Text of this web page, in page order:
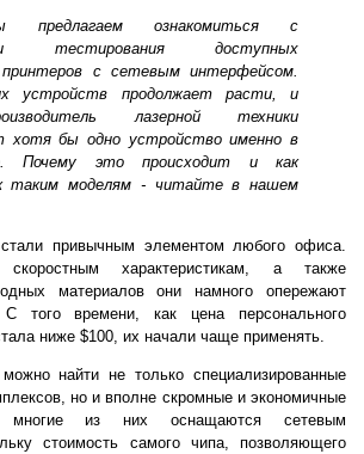
предлагаем ознакомиться с
тестирования доступных
с сетевым интерфейсом.
устройств продолжает расти, и
лазерной техники
хотя бы одно устройство именно в
Почему это происходит и как
таким моделям - читайте в нашем
привычным элементом любого офиса.
характеристикам, а также
материалов они намного опережают
того времени, как цена персонального
ниже $100, их начали чаще применять.
найти не только специализированные
но и вполне скромные и экономичные
многие из них оснащаются сетевым
стоимость самого чипа, позволяющего